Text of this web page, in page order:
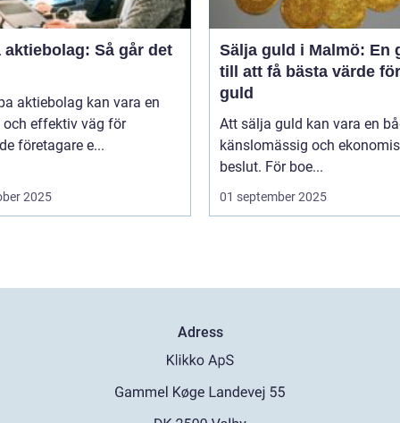
aktiebolag: Så går det
aktiebolag kan vara en
och effektiv väg för
företagare e...
2025
Sälja guld i Malmö: En
till att få bästa värde
guld
Att sälja guld kan vara en
känslomässig och
beslut. För boe...
01 september 2025
Adress